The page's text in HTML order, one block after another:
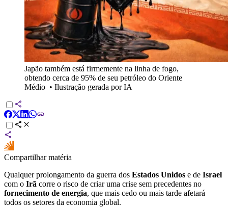
Japão também está firmemente na linha de fogo,
obtendo cerca de 95% de seu petróleo do Oriente
Médio • Ilustração gerada por IA
Compartilhar matéria
Qualquer prolongamento da guerra dos Estados Unidos e de Israel
com o Irã corre o risco de criar uma crise sem precedentes no
fornecimento de energia, que mais cedo ou mais tarde afetará
todos os setores da economia global.